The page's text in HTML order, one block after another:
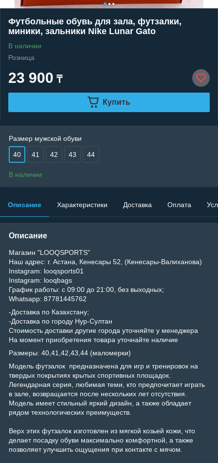
Футбольные обувь для зала, футзалки,
миники, зальники Nike Lunar Gato
В наличии
Розница
23 900 ₸
Купить
Размер мужской обуви
40 41 42 43 44
В наличии
Описание Характеристики Доставка Оплата
Описание
Магазин "LOOQSPORTS"
Наш адрес: г. Астана, Кенесары 52, (Кенесары-Валиханова)
Instagram: looqsports01
Instagram: looqbags
График работы: с 09:00 до 21:00, без выходных;
Whatsapp: 87781445762
-Доставка по Казахстану;
-Доставка по городу Нур-Султан
Стоимость доставки другие города уточняйте у менеджера
На момент приобретения товара уточнайте наличие
Размеры: 40,41,42,43,44 (маломерки)
Модель футзалок предназначена для игр и тренировок на
твердых покрытиях крытых спортивных площадок.
Легендарная серия, любимая теми, кто предпочитает играть
в зале, возвращается после нескольких лет отсутствия.
Модель имеет стильный яркий дизайн, а также обладает
рядом технологических преимуществ.
Верх этих футзалок изготовлен из мягкой козьей кожи, что
делает посадку обуви максимально комфортной, а также
позволяет улучшить ощущения при контакте с мячом.